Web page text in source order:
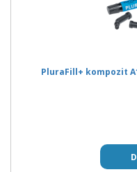
PluraFill+ kompozit